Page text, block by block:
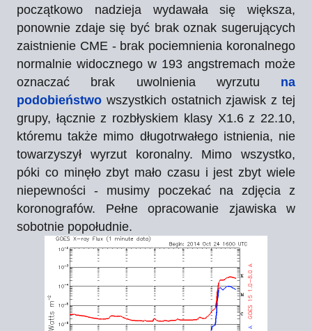
początkowo nadzieja wydawała się większa,
ponownie zdaje się być brak oznak sugerujących
zaistnienie CME - brak pociemnienia koronalnego
normalnie widocznego w 193 angstremach może
oznaczać brak uwolnienia wyrzutu na
podobieństwo wszystkich ostatnich zjawisk z tej
grupy, łącznie z rozbłyskiem klasy X1.6 z 22.10,
któremu także mimo długotrwałego istnienia, nie
towarzyszył wyrzut koronalny. Mimo wszystko,
póki co minęło zbyt mało czasu i jest zbyt wiele
niepewności - musimy poczekać na zdjęcia z
koronografów. Pełne opracowanie zjawiska w
sobotnie popołudnie.